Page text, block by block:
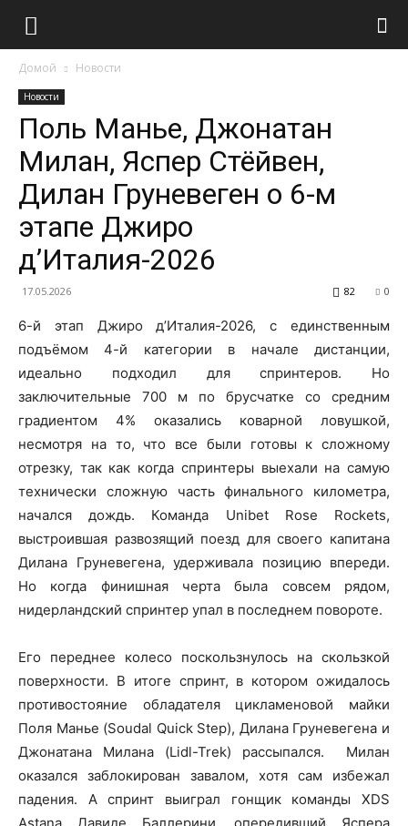
Домой Новости
Новости
Поль Манье, Джонатан
Милан, Яспер Стёйвен,
Дилан Груневеген о 6-м
этапе Джиро
д’Италия-2026
17.05.2026 0
82
6-й этап Джиро д’Италия-2026, с единственным
подъёмом 4-й категории в начале дистанции,
идеально подходил для спринтеров. Но
заключительные 700 м по брусчатке со средним
градиентом 4% оказались коварной ловушкой,
несмотря на то, что все были готовы к сложному
отрезку, так как когда спринтеры выехали на самую
технически сложную часть финального километра,
начался дождь. Команда Unibet Rose Rockets,
выстроившая развозящий поезд для своего капитана
Дилана Груневегена, удерживала позицию впереди.
Но когда финишная черта была совсем рядом,
нидерландский спринтер упал в последнем повороте.
Его переднее колесо поскользнулось на скользкой
поверхности. В итоге спринт, в котором ожидалось
противостояние обладателя цикламеновой майки
Поля Манье (Soudal Quick Step), Дилана Груневегена и
Джонатана Милана (Lidl-Trek) рассыпался. Милан
оказался заблокирован завалом, хотя сам избежал
падения. А спринт выиграл гонщик команды XDS